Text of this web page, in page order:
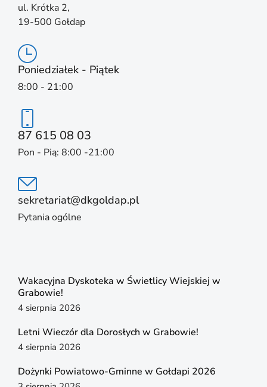
ul. Krótka 2,
19-500 Gołdap
Poniedziałek - Piątek
8:00 - 21:00
87 615 08 03
Pon - Pią: 8:00 -21:00
sekretariat@dkgoldap.pl
Pytania ogólne
Wakacyjna Dyskoteka w Świetlicy Wiejskiej w
Grabowie!
4 sierpnia 2026
Letni Wieczór dla Dorosłych w Grabowie!
4 sierpnia 2026
Dożynki Powiatowo-Gminne w Gołdapi 2026